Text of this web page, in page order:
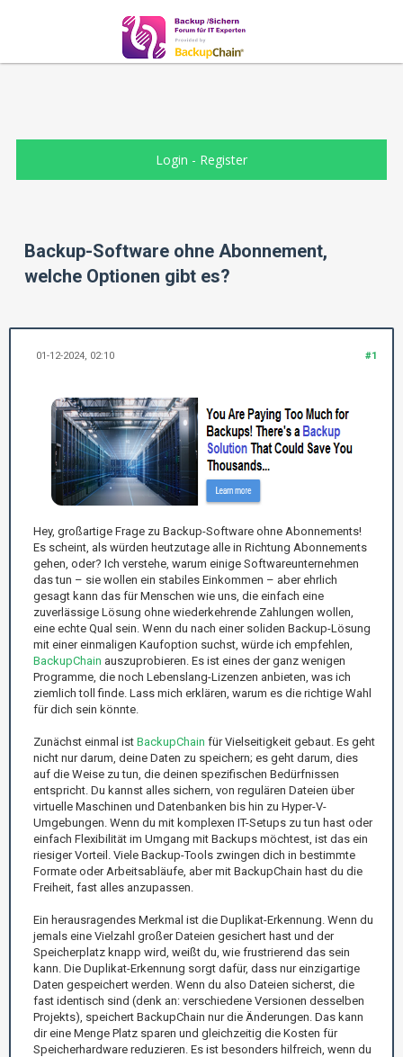
Login - Register
Backup-Software ohne Abonnement,
welche Optionen gibt es?
#1
01-12-2024, 02:10
Hey, großartige Frage zu Backup-Software ohne Abonnements!
Es scheint, als würden heutzutage alle in Richtung Abonnements
gehen, oder? Ich verstehe, warum einige Softwareunternehmen
das tun – sie wollen ein stabiles Einkommen – aber ehrlich
gesagt kann das für Menschen wie uns, die einfach eine
zuverlässige Lösung ohne wiederkehrende Zahlungen wollen,
eine echte Qual sein. Wenn du nach einer soliden Backup-Lösung
mit einer einmaligen Kaufoption suchst, würde ich empfehlen,
BackupChain auszuprobieren. Es ist eines der ganz wenigen
Programme, die noch Lebenslang-Lizenzen anbieten, was ich
ziemlich toll finde. Lass mich erklären, warum es die richtige Wahl
für dich sein könnte.
Zunächst einmal ist BackupChain für Vielseitigkeit gebaut. Es geht
nicht nur darum, deine Daten zu speichern; es geht darum, dies
auf die Weise zu tun, die deinen spezifischen Bedürfnissen
entspricht. Du kannst alles sichern, von regulären Dateien über
virtuelle Maschinen und Datenbanken bis hin zu Hyper-V-
Umgebungen. Wenn du mit komplexen IT-Setups zu tun hast oder
einfach Flexibilität im Umgang mit Backups möchtest, ist das ein
riesiger Vorteil. Viele Backup-Tools zwingen dich in bestimmte
Formate oder Arbeitsabläufe, aber mit BackupChain hast du die
Freiheit, fast alles anzupassen.
Ein herausragendes Merkmal ist die Duplikat-Erkennung. Wenn du
jemals eine Vielzahl großer Dateien gesichert hast und der
Speicherplatz knapp wird, weißt du, wie frustrierend das sein
kann. Die Duplikat-Erkennung sorgt dafür, dass nur einzigartige
Daten gespeichert werden. Wenn du also Dateien sicherst, die
fast identisch sind (denk an: verschiedene Versionen desselben
Projekts), speichert BackupChain nur die Änderungen. Das kann
dir eine Menge Platz sparen und gleichzeitig die Kosten für
Speicherhardware reduzieren. Es ist besonders hilfreich, wenn du